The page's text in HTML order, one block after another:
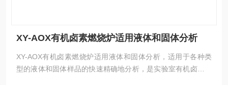
XY-AOX有机卤素燃烧炉适用液体和固体分析
XY-AOX有机卤素燃烧炉适用液体和固体分析，适用于各种类
型的液体和固体样品的快速精确地分析，是实验室有机卤素分